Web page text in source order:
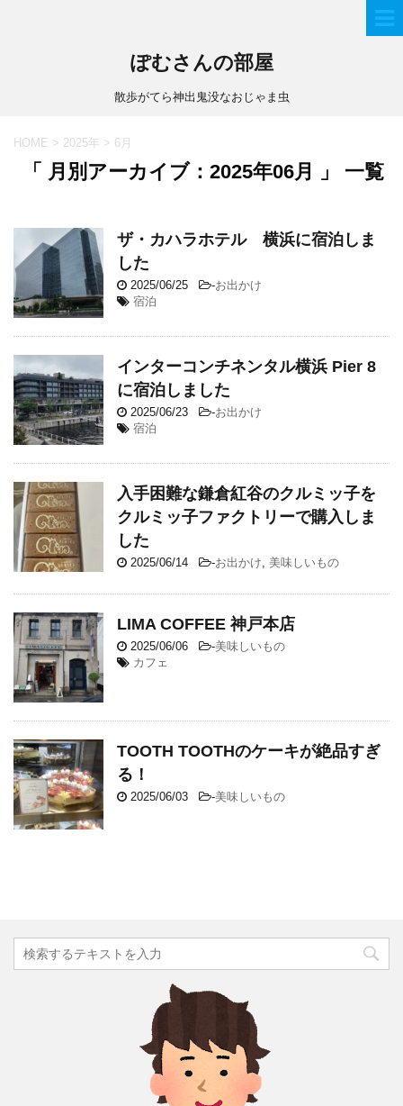
ぽむさんの部屋
散歩がてら神出鬼没なおじゃま虫
HOME > 2025年 > 6月
「 月別アーカイブ：2025年06月 」 一覧
ザ・カハラホテル 横浜に宿泊しま
した
2025/06/25 -お出かけ
宿泊
インターコンチネンタル横浜 Pier 8
に宿泊しました
2025/06/23 -お出かけ
宿泊
入手困難な鎌倉紅谷のクルミッ子を
クルミッ子ファクトリーで購入しま
した
2025/06/14 -お出かけ, 美味しいもの
LIMA COFFEE 神戸本店
2025/06/06 -美味しいもの
カフェ
TOOTH TOOTHのケーキが絶品すぎ
る！
2025/06/03 -美味しいもの